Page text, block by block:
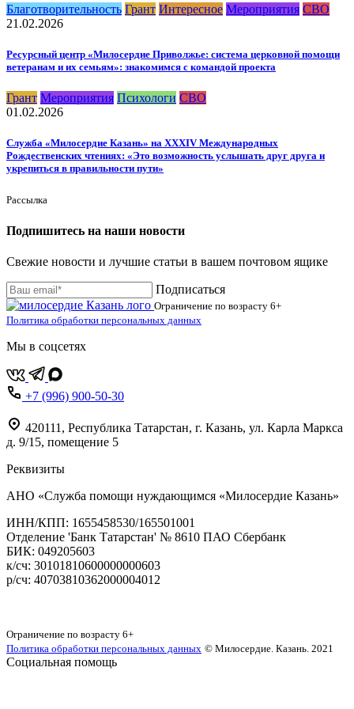
Благотворительность Грант Интересное Мероприятия СВО
21.02.2026
Ресурсный центр «Милосердие Приволжье: система церковной помощи
ветеранам и их семьям»: знакомимся с командой проекта
Грант Мероприятия Психологи СВО
01.02.2026
Служба «Милосердие Казань» на XXXIV Международных
Рождественских чтениях: «Это возможность услышать друг друга и
укрепиться в правильности пути»
Рассылка
Подпишитесь на наши новости
Свежие новости и лучшие статьи в вашем почтовом ящике
Подписаться
Ограничение по возрасту 6+
Политика обработки персональных данных
Мы в соцсетях
+7 (996) 900-50-30
420111 , Республика Татарстан, г. Казань, ул. Карла Маркса
д. 9/15, помещение 5
Реквизиты
АНО «Служба помощи нуждающимся «Милосердие Казань»
‌ИНН/КПП: 1655458530/165501001
Отделение 'Банк Татарстан' № 8610 ПАО Сбербанк
БИК: 049205603
‌к/сч: 30101810600000000603
р/сч: 40703810362000004012
Ограничение по возрасту 6+
Политика обработки персональных данных © Милосердие. Казань. 2021
Социальная помощь